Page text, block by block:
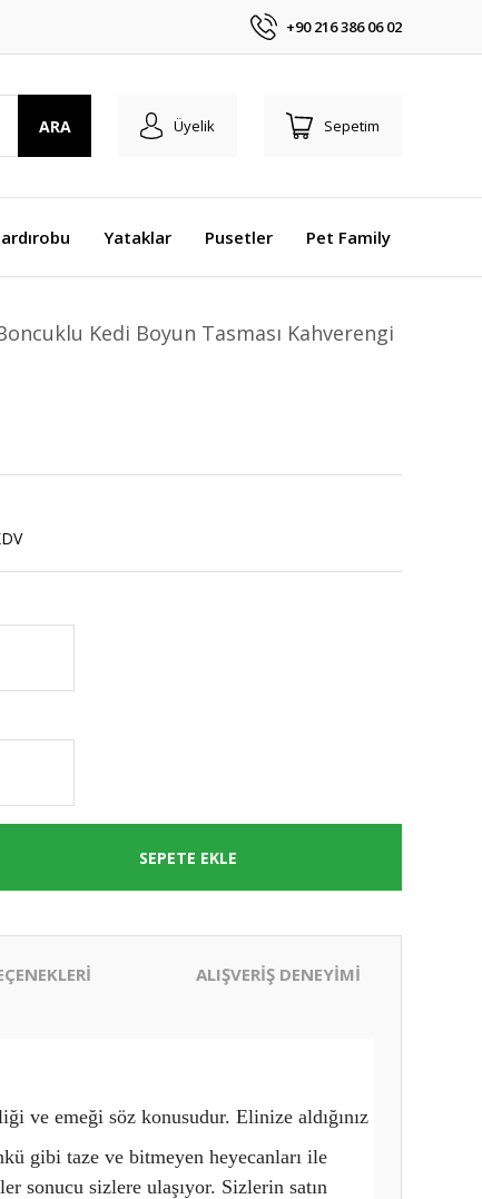
+90 216 386 06 02
ARA Üyelik Sepetim
Yataklar Pusetler Pet Family
Kedi Boyun Tasması Kahverengi
SEPETE EKLE
ALIŞVERİŞ DENEYİMİ
ve emeği söz konusudur. Elinize aldığınız
gibi taze ve bitmeyen heyecanları ile
sonucu sizlere ulaşıyor. Sizlerin satın